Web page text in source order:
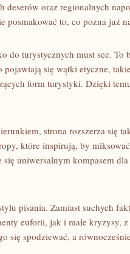
deserów oraz regionalnych
posmakować to, co pozna już
do turystycznych must see.
pojawiają się wątki etyczne,
form turystyki. Dzięki
strona rozszerza się
które inspirują, by
uniwersalnym kompasem
pisania. Zamiast suchych
euforii, jak i małe kryzysy,
się spodziewać, a